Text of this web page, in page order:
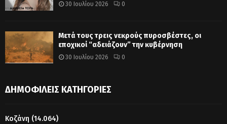
30 Ιουλίου 2026 0
Μετά τους τρεις νεκρούς πυροσβέστες, οι
εποχικοί “αδειάζουν” την κυβέρνηση
30 Ιουλίου 2026 0
ΔΗΜΟΦΙΛΕΊΣ ΚΑΤΗΓΟΡΊΕΣ
Κοζάνη (14.064)